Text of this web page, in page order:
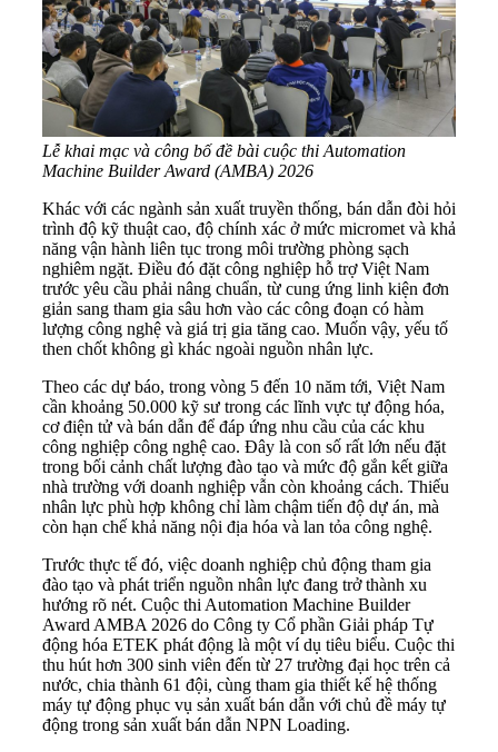
Lễ khai mạc và công bố đề bài cuộc thi Automation
Machine Builder Award (AMBA) 2026
Khác với các ngành sản xuất truyền thống, bán dẫn đòi hỏi
trình độ kỹ thuật cao, độ chính xác ở mức micromet và khả
năng vận hành liên tục trong môi trường phòng sạch
nghiêm ngặt. Điều đó đặt công nghiệp hỗ trợ Việt Nam
trước yêu cầu phải nâng chuẩn, từ cung ứng linh kiện đơn
giản sang tham gia sâu hơn vào các công đoạn có hàm
lượng công nghệ và giá trị gia tăng cao. Muốn vậy, yếu tố
then chốt không gì khác ngoài nguồn nhân lực.
Theo các dự báo, trong vòng 5 đến 10 năm tới, Việt Nam
cần khoảng 50.000 kỹ sư trong các lĩnh vực tự động hóa,
cơ điện tử và bán dẫn để đáp ứng nhu cầu của các khu
công nghiệp công nghệ cao. Đây là con số rất lớn nếu đặt
trong bối cảnh chất lượng đào tạo và mức độ gắn kết giữa
nhà trường với doanh nghiệp vẫn còn khoảng cách. Thiếu
nhân lực phù hợp không chỉ làm chậm tiến độ dự án, mà
còn hạn chế khả năng nội địa hóa và lan tỏa công nghệ.
Trước thực tế đó, việc doanh nghiệp chủ động tham gia
đào tạo và phát triển nguồn nhân lực đang trở thành xu
hướng rõ nét. Cuộc thi Automation Machine Builder
Award AMBA 2026 do Công ty Cổ phần Giải pháp Tự
động hóa ETEK phát động là một ví dụ tiêu biểu. Cuộc thi
thu hút hơn 300 sinh viên đến từ 27 trường đại học trên cả
nước, chia thành 61 đội, cùng tham gia thiết kế hệ thống
máy tự động phục vụ sản xuất bán dẫn với chủ đề máy tự
động trong sản xuất bán dẫn NPN Loading.